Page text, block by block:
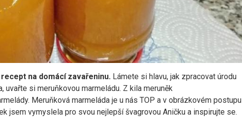
na domácí zavařeninu. Lámete si hlavu, jak zpracovat úrodu
uvařte si meruňkovou marmeládu. Z kila meruněk
Meruňková marmeláda je u nás TOP a v obrázkovém postupu
jsem vymyslela pro svou nejlepší švagrovou Aničku a inspirujte se.